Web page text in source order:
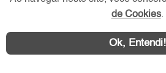
Olímpia.
Outro motivo para morar
a praticidade. O bairro
de Cookies.
Ok, Entendi!